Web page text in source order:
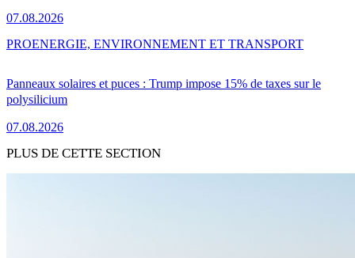
07.08.2026
Panneaux solaires et puces : Trump impose 15% de taxes sur le
polysilicium
07.08.2026
PROENERGIE, ENVIRONNEMENT ET TRANSPORT
PLUS DE CETTE SECTION